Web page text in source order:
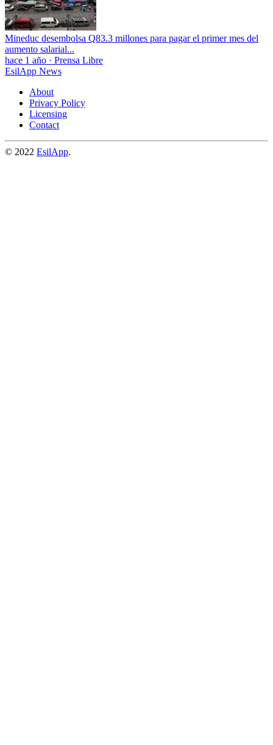
Mineduc desembolsa Q83.3 millones para pagar el primer mes del
aumento salarial...
hace 1 año · Prensa Libre
EsilApp News
About
Privacy Policy
Licensing
Contact
© 2022 EsilApp.